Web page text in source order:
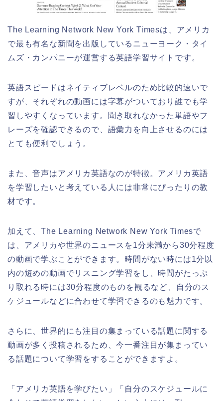
The Learning Network New York Timesは、アメリカ
で最も有名な新聞を出版しているニューヨーク・タイ
ムズ・カンパニーが運営する英語学習サイトです。
英語スピードはネイティブレベルのため比較的速いで
すが、それぞれの動画には字幕がついており誰でも学
習しやすくなっています。聞き取れなかった単語やフ
レーズを確認できるので、語彙力を向上させるのには
とても便利でしょう。
また、音声はアメリカ英語なのが特徴。アメリカ英語
を学習したいと考えている人には非常にぴったりの教
材です。
加えて、The Learning Network New York Timesで
は、アメリカや世界のニュースを1分未満から30分程度
の動画で学ぶことができます。時間がない時には1分以
内の短めの動画でリスニング学習をし、時間がたっぷ
り取れる時には30分程度のものを観るなど、自分のス
ケジュールなどに合わせて学習できるのも魅力です。
さらに、世界的にも注目の集まっている話題に関する
動画が多く投稿されるため、今一番注目が集まってい
る話題について学習をすることができますよ。
「アメリカ英語を学びたい」「自分のスケジュールに